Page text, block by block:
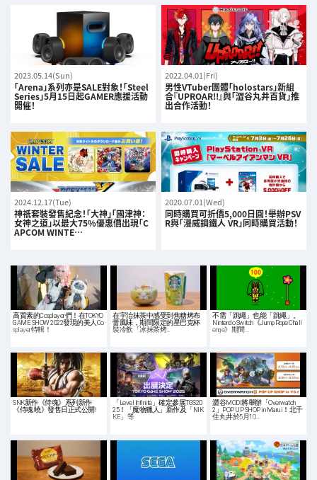
2023.05.14(Sun)
「Arena」系列亦是SALE對象！「Steel
Series」5月15日起GAMER應援活動
開催！
2022.04.01(Fri)
男性VTuber團體「holostars」新組
合『UPROAR!!』與「澀谷丸井百貨」推
出合作活動！
2024.12.17(Tue)
神祇套裝發售紀念！「大神」「國津神：
女神之道」以最大75%優惠價出現「C
APCOM WINTE…
2020.07.01(Wed)
同時購買可折價5,000日圓！舉辦PSV
R與「漫威鋼鐵人 VR」同時購買活動！
高質素的Cosplayer們！在TOKYO
GAME SHOW 2022發現的美人Co
splayer特輯！
在宇治抹茶中感受到焦糖烤布
蕾風味，期間限定的星巴克杯
裝冷飲「冰抹茶烤…
不需「跳繩」也能「跳繩」。
Nintendo Switch《Jump Rope Chall
enge》期間…
SNK新作《侍魂》系列新作
《侍魂 曉》發售日正式公開!
「Level Infinite」確定參展TGS20
25！「魔物獵人」新作及「NIK
KE」等
澀谷MODI將舉辦「Overwatch
2」POP UP SHOP in Marui！北千
住丸井於5月10…